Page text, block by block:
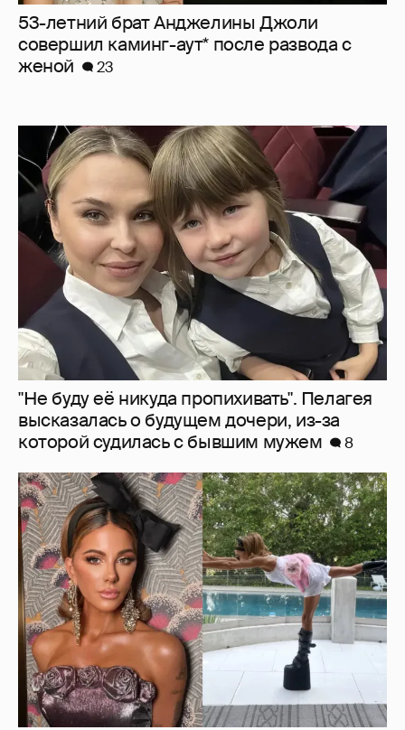
"Не буду её никуда пропихивать". Пелагея
высказалась о будущем дочери, из-за
которой судилась с бывшим мужем
8
Ботинки на высокой платформе и
крашеный кот-компаньон: 53-летняя Кейт
Бекинсейл показала, как занимается
йогой
19